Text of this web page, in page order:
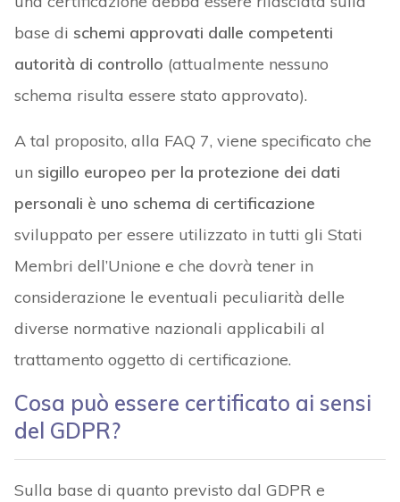
base di schemi approvati dalle competenti
autorità di controllo (attualmente nessuno
schema risulta essere stato approvato).
A tal proposito, alla FAQ 7, viene specificato che
un sigillo europeo per la protezione dei dati
personali è uno schema di certificazione
sviluppato per essere utilizzato in tutti gli Stati
Membri dell’Unione e che dovrà tener in
considerazione le eventuali peculiarità delle
diverse normative nazionali applicabili al
trattamento oggetto di certificazione.
Cosa può essere certificato ai sensi
del GDPR?
Sulla base di quanto previsto dal GDPR e